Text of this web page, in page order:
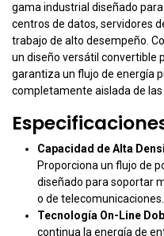
gama industrial diseñado
centros de datos, servidores
trabajo de alto desempeño.
un diseño versátil convertible
garantiza un flujo de energía
completamente aislada de
Capacidad de Alta
Proporciona un flujo de
diseñado para soportar
o de telecomunicaciones.
Tecnología On-Line
continua la energía de